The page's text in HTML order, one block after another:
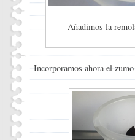
Añadimos la
Incorporamos ahora el